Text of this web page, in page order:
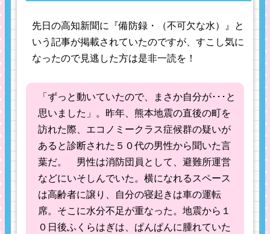
先日の高知新聞に『備防録・（不可欠な水）』と
いう記事が掲載されていたのですが、すこし気に
なったので見逃した方は是非一読を！
「ずっと動いていたので、まさか自分が･･･と
思いました」。昨年、熊本地震の直後の町を
訪れた際、エコノミークラス症候群の疑いが
あると診断された５０代の男性から聞いた言
葉だ。 男性は消防団員として、避難所運営
などにいそしんでいた。横になれるスペース
は高齢者に譲り、自分の寝起きは車の運転
席。そこに水分不足が重なった。地震から１
０日後ふくらはぎは、ぱんぱんに腫れていた